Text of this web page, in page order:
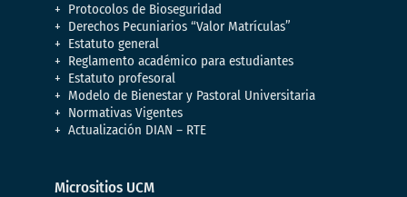
Protocolos de Bioseguridad
Derechos Pecuniarios “Valor Matrículas”
Estatuto general
Reglamento académico para estudiantes
Estatuto profesoral
Modelo de Bienestar y Pastoral Universitaria
Normativas Vigentes
Actualización DIAN – RTE
Micrositios UCM